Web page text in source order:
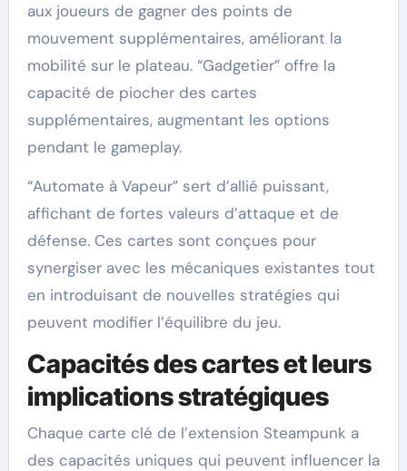
aux joueurs de gagner des points de
mouvement supplémentaires, améliorant la
mobilité sur le plateau. “Gadgetier” offre la
capacité de piocher des cartes
supplémentaires, augmentant les options
pendant le gameplay.
“Automate à Vapeur” sert d’allié puissant,
affichant de fortes valeurs d’attaque et de
défense. Ces cartes sont conçues pour
synergiser avec les mécaniques existantes tout
en introduisant de nouvelles stratégies qui
peuvent modifier l’équilibre du jeu.
Capacités des cartes et leurs
implications stratégiques
Chaque carte clé de l’extension Steampunk a
des capacités uniques qui peuvent influencer la